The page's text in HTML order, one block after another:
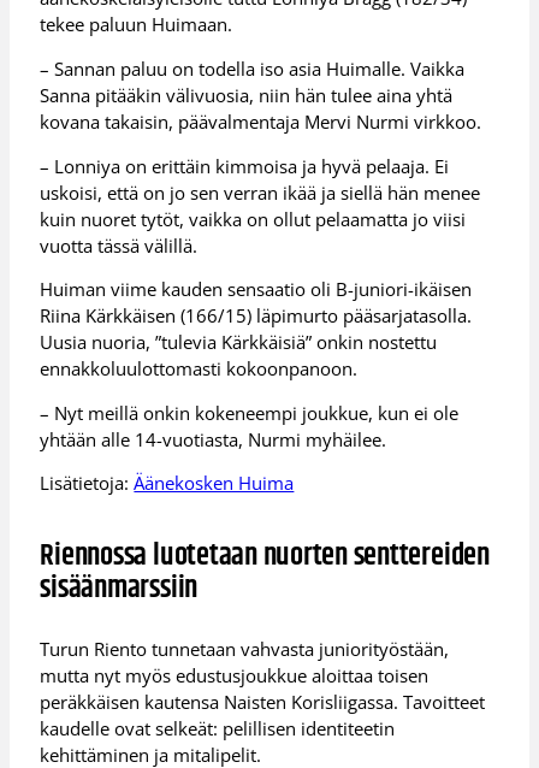
tekee paluun Huimaan.
– Sannan paluu on todella iso asia Huimalle. Vaikka
Sanna pitääkin välivuosia, niin hän tulee aina yhtä
kovana takaisin, päävalmentaja Mervi Nurmi virkkoo.
– Lonniya on erittäin kimmoisa ja hyvä pelaaja. Ei
uskoisi, että on jo sen verran ikää ja siellä hän menee
kuin nuoret tytöt, vaikka on ollut pelaamatta jo viisi
vuotta tässä välillä.
Huiman viime kauden sensaatio oli B-juniori-ikäisen
Riina Kärkkäisen (166/15) läpimurto pääsarjatasolla.
Uusia nuoria, ”tulevia Kärkkäisiä” onkin nostettu
ennakkoluulottomasti kokoonpanoon.
– Nyt meillä onkin kokeneempi joukkue, kun ei ole
yhtään alle 14-vuotiasta, Nurmi myhäilee.
Lisätietoja:Äänekosken Huima
Riennossa luotetaan nuorten senttereiden
sisäänmarssiin
Turun Riento tunnetaan vahvasta juniorityöstään,
mutta nyt myös edustusjoukkue aloittaa toisen
peräkkäisen kautensa Naisten Korisliigassa. Tavoitteet
kaudelle ovat selkeät: pelillisen identiteetin
kehittäminen ja mitalipelit.